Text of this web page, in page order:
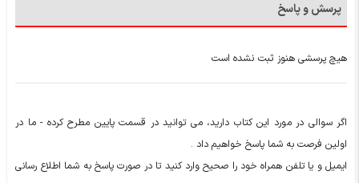
پرسش و پاسخ
هیچ پرسشی هنوز ثبت نشده است
اگر سوالی در مورد این کتاب دارید، می توانید در قسمت پایین مطرح کرده - ما در
اولین فرصت به شما پاسخ خواهیم داد .
ایمیل و یا تلفن همراه خود را صحیح وارد کنید تا در صورت پاسخ به شما اطلاع رسانی